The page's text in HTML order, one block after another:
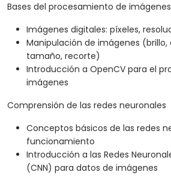
Bases del procesamiento de imágenes
Imágenes digitales: píxeles,
Manipulación de imágenes
tamaño, recorte)
Introducción a OpenCV para el
imágenes
Comprensión de las redes neuronales
Conceptos básicos de las redes
funcionamiento
Introducción a las Redes
(CNN) para datos de imágenes